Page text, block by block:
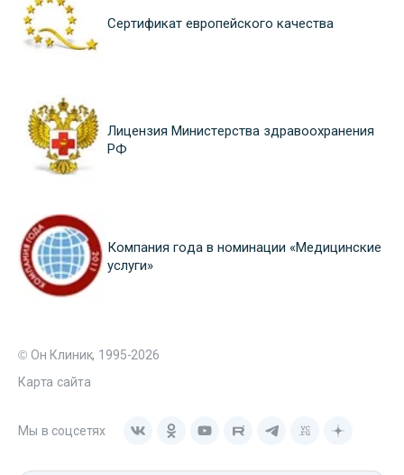
Сертификат европейского качества
Лицензия Министерства здравоохранения
РФ
Компания года в номинации «Медицинские
услуги»
© Он Клиник, 1995-2026
Карта сайта
Мы в соцсетях